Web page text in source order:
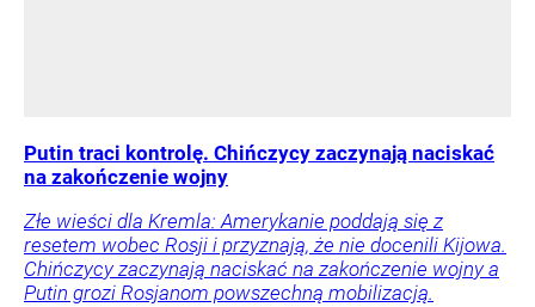
Putin traci kontrolę. Chińczycy zaczynają naciskać
na zakończenie wojny
Złe wieści dla Kremla: Amerykanie poddają się z
resetem wobec Rosji i przyznają, że nie docenili Kijowa.
Chińczycy zaczynają naciskać na zakończenie wojny a
Putin grozi Rosjanom powszechną mobilizacją.